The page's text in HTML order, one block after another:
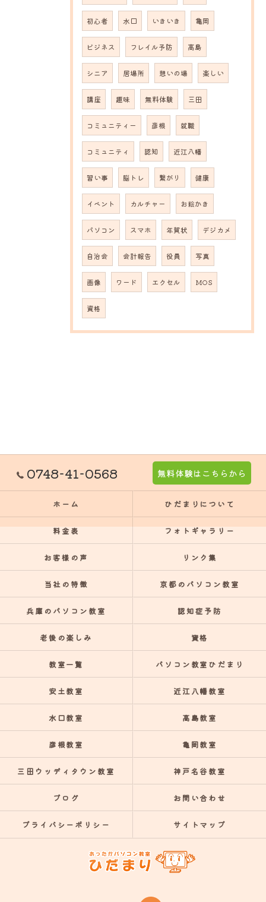
初心者 水口 いきいき 亀岡
ビジネス フレイル予防 高島
シニア 居場所 憩いの場 楽しい
講座 趣味 無料体験 三田
コミュニティー 彦根 就職
コミュニティ 認知 近江八幡
習い事 脳トレ 繋がり 健康
イベント カルチャー お絵かき
パソコン スマホ 年賀状 デジカメ
自治会 会計報告 役員 写真
画像 ワード エクセル MOS
資格
0748-41-0568 無料体験はこちらから
ホーム ひだまりについて
料金表 フォトギャラリー
お客様の声 リンク集
当社の特徴 京都のパソコン教室
兵庫のパソコン教室 認知症予防
老後の楽しみ 資格
教室一覧 パソコン教室ひだまり
安土教室 近江八幡教室
水口教室 高島教室
彦根教室 亀岡教室
三田ウッディタウン教室 神戸名谷教室
ブログ お問い合わせ
プライバシーポリシー サイトマップ